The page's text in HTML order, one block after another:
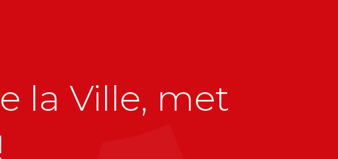
la Ville, met